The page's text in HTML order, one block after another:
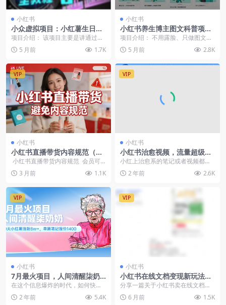
小红书
小众虚拟项目：小红薯生日涂
鸦，日入50-200
项目介绍： 该项目主要是讲通过小
红书做虚拟项目的全套讲解，实操
简单，小白可做，且...
5 月前 1.7K
小红书
小红书养生博主图文科普项目
变现全攻略，不露脸也能月入
项目介绍： 不用露脸、只做图文，
封面格式统一、内容格式统一，制
作成本极低，却有着...
5 月前 2.8K
VIP
小红书
小红书直播带货内容规范（PD
F文档）
小红书直播带货内容规范 会员可
免费获取全站资源，立即开通...
3 月前 1.1K
VIP
小红书
小红书治愈视频，流量超级火
爆，单日变现1000+
小红上治愈系的笔记或者视频都见
到过吧，最近好多小伙伴儿问我这
种怎么做？
2 年前 2.6K
VIP
小红书
7月最火项目，人间清醒柒奶
奶，10天小红薯涨粉8w+，单
篇笔记报价1400.
在这个信息爆炸的时代，如何快速
提升社交媒体影响力成为了许多内
容创作者关注的焦点。...
2 年前 5.4K
VIP
小红书
小红书在线文档变现新玩法：
3个号68天赚6万+
分享一篇关于小红书卖在线文档的
文章，有人只用3个账号，花了68
天就赚了6万多，方...
6 月前 1.5K